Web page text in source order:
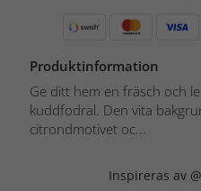
Produktinformation
Ge ditt hem en fräsch och
kuddfodral. Den vita
citrondmotivet oc...
Inspireras av